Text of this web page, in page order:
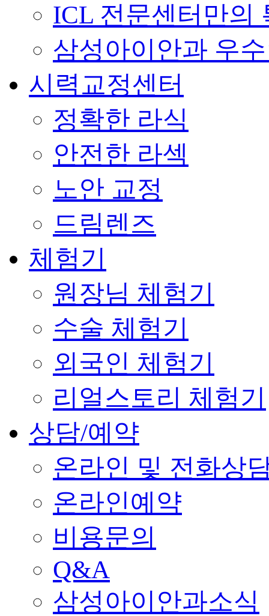
ICL 전문센터만의
삼성아이안과 우
시력교정센터
정확한 라식
안전한 라섹
노안 교정
드림렌즈
체험기
원장님 체험기
수술 체험기
외국인 체험기
리얼스토리 체험기
상담/예약
온라인 및 전화상
온라인예약
비용문의
Q&A
삼성아이안과소식